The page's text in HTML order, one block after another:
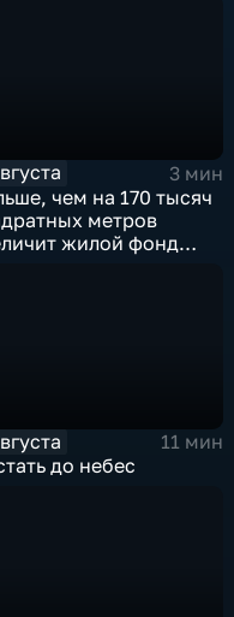
3 мин
чем на 170 тысяч
метров
жилой фонд
11 мин
до небес